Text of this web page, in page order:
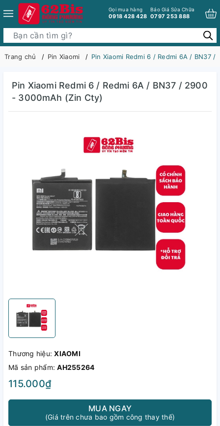
Gọi mua hàng
0918 428 428
Báo Giá Sửa Chữa
0797 253 888
Trang chủ Pin Xiaomi Pin Xiaomi Redmi 6 / Redmi 6A / BN37
Pin Xiaomi Redmi 6 / Redmi 6A / BN37 / 2900
- 3000mAh (Zin Cty)
Thương hiệu:XIAOMI
Mã sản phẩm:AH255264
115.000₫
MUA NGAY
(Giá trên chưa bao gồm công thay thế)